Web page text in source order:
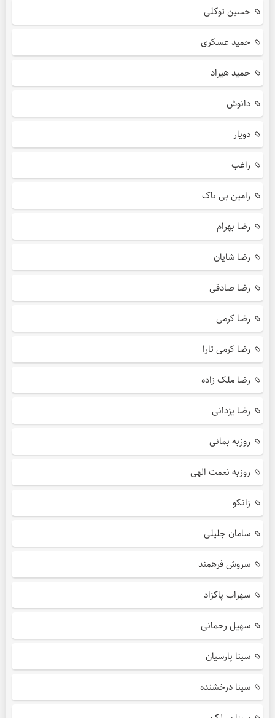
حسین توکلی
حمید عسکری
حمید هیراد
دانوش
دویار
راغب
رامین بی باک
رضا بهرام
رضا شایان
رضا صادقی
رضا کرمی
رضا کرمی تارا
رضا ملک زاده
رضا یزدانی
روزبه بمانی
روزبه نعمت الهی
زانکو
سامان جلیلی
سروش فرهمند
سهراب پاکزاد
سهیل رحمانی
سینا پارسیان
سینا درخشنده